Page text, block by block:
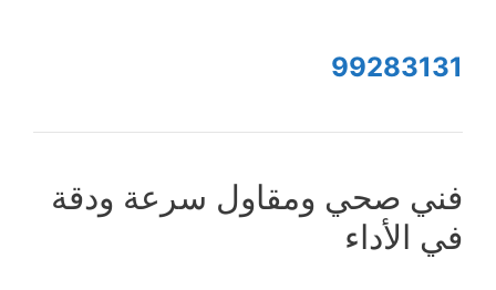
99283131
فني صحي ومقاول سرعة ودقة
في الأداء